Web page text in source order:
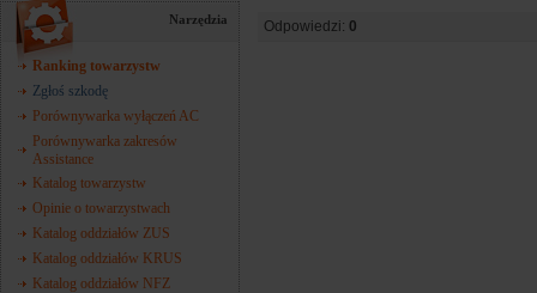
Narzędzia
Ranking towarzystw
Zgłoś szkodę
Porównywarka wyłączeń AC
Porównywarka zakresów
Assistance
Katalog towarzystw
Opinie o towarzystwach
Katalog oddziałów ZUS
Katalog oddziałów KRUS
Katalog oddziałów NFZ
Odpowiedzi: 0